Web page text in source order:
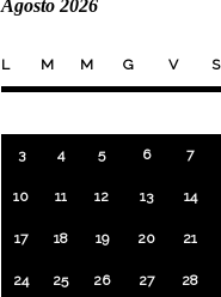
Agosto 2026
L M M G V S
3 4 5 6 7
10 11 12 13 14
17 18 19 20 21
24 25 26 27 28